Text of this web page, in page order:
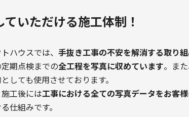
ていただける施工体制！
ハウスでは、 手抜き工事の不安を解消する取り
期点検までの全工程を写真に収めています。ま
しても使用させております。
工後には工事における全ての写真データをお客
仕組みです。